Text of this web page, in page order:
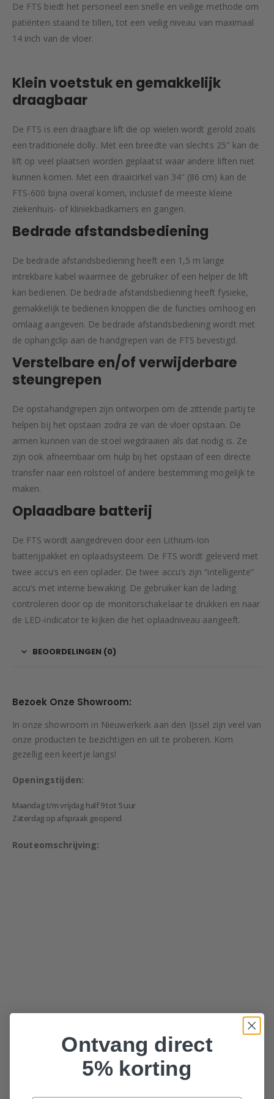
De FTS biedt het personeel een snelle en veilige methode om
patiënten staand te tillen, tot een veilig niveau van maximaal
14 inch van de vloer.
Klein voetstuk en gemakkelijk
draagbaar
De FTS is een draagbare lift die op wielen wordt gerold zoals
een traditionele dolly. Met een breedte van slechts 25″ kan de
lift op veel plaatsen worden geplaatst waar andere liften niet
kunnen komen. Met een draaicirkel van 34″ (86 cm) kan de
FTS-600 bijna overal komen, inclusief de meeste kleine
ziekenhuis- of kliniekbadkamers en gangen.
Bedrade afstandsbediening
De bedrade afstandsbediening heeft een 1,5 m lange
intrekbare kabel waarmee de gebruiker of een helper de lift
kan bedienen. De bedrade afstandsbediening heeft fysieke,
gemakkelijk te bedienen knoppen die de functies omhoog en
omlaag aangeven. De bedrade afstandsbediening wordt met
de ophangclip aan de handgrepen van de FTS bevestigd.
Verstelbare en/of verwijderbare
steungrepen
De opstahandgrepen zijn ontworpen om de zittende partij te
helpen bij het opstaan zodra ze van de vloer opstaan. De
armen kunnen van de stoel wegdraaien als dat nodig is. Ze
zijn ook afneembaar om hulp bij het opstaan of een directe
transfer naar een rolstoel of andere bestemming mogelijk te
maken.
Oplaadbare batterij
De FTS wordt aangedreven door een Lithium-Ion
batterijpakket en oplaadsysteem. De FTS wordt geleverd met
twee accu’s en een oplader. De twee accu’s zijn “intelligente”
accu’s met interne bewaking. De gebruiker kan de lading
controleren door op de monitorschakelaar te drukken en naar
de LED-indicator te kijken die het oplaadniveau aangeeft.
BEOORDELINGEN (0)
Bezoek Onze Showroom:
In onze showroom in Nieuwerkerk aan den IJssel zijn veel van
onze producten te bezichtigen en uit te proberen. Kom
gezellig een keertje langs!
Openingstijden:
Maandag t/m vrijdag half 9 tot 5 uur
Zaterdag op afspraak geopend
Routeomschrijving:
Ontvang direct
5% korting